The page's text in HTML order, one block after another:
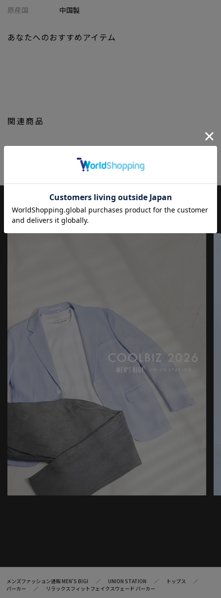
【コーディネート提案】
・カーゴパンツやデニムでラフに合わせても、素材の上品さが大
原産国
中国製
関連商品
あなたへのおすすめアイテム
JOURNAL もっと見る
メンズファッション通販 MEN'S BIGI UNION STATION
トップス
パーカー
リラックスフィットフェイクスウェード パーカー